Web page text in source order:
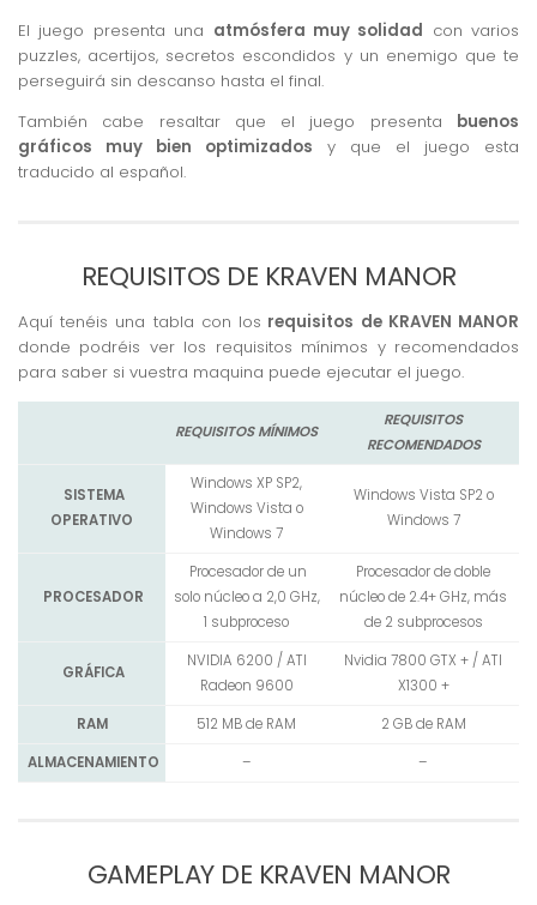
El juego presenta una atmósfera muy solidad con varios
puzzles, acertijos, secretos escondidos y un enemigo que te
perseguirá sin descanso hasta el final.
También cabe resaltar que el juego presenta buenos
gráficos muy bien optimizados y que el juego esta
traducido al español.
REQUISITOS DE KRAVEN MANOR
Aquí tenéis una tabla con los requisitos de KRAVEN MANOR
donde podréis ver los requisitos mínimos y recomendados
para saber si vuestra maquina puede ejecutar el juego.
REQUISITOS MÍNIMOS
REQUISITOS
RECOMENDADOS
SISTEMA
OPERATIVO
Windows XP SP2,
Windows Vista o
Windows 7
Windows Vista SP2 o
Windows 7
PROCESADOR
Procesador de un
solo núcleo a 2,0 GHz,
1 subproceso
Procesador de doble
núcleo de 2.4+ GHz, más
de 2 subprocesos
GRÁFICA
NVIDIA 6200 / ATI
Radeon 9600
Nvidia 7800 GTX + / ATI
X1300 +
RAM
512 MB de RAM
2 GB de RAM
ALMACENAMIENTO
– –
GAMEPLAY DE KRAVEN MANOR